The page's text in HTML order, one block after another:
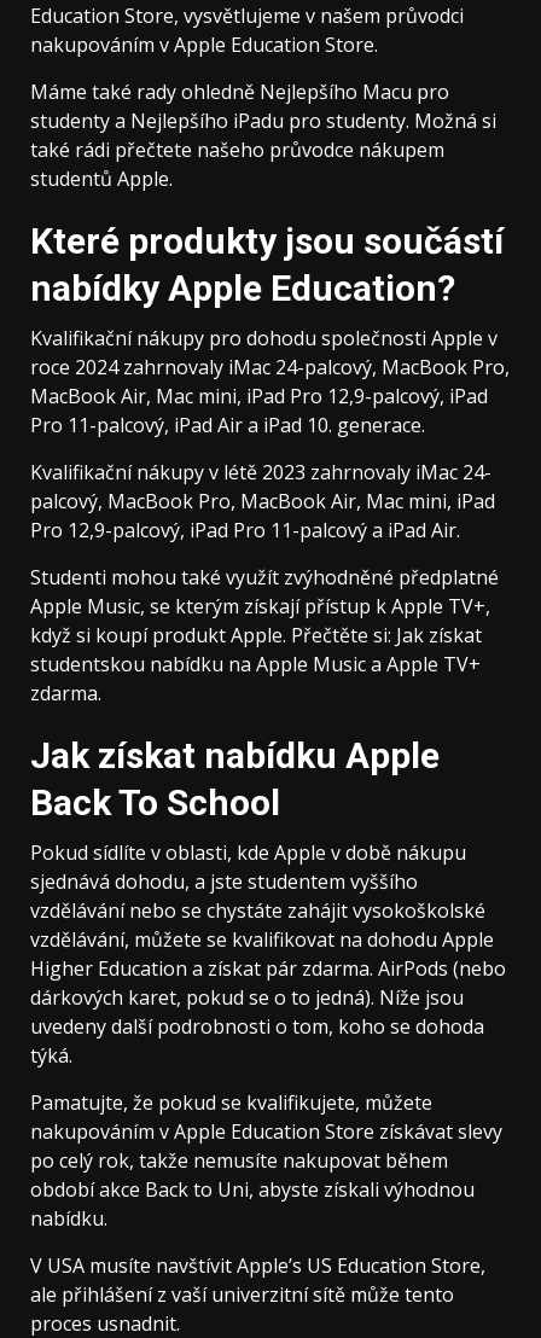
Education Store, vysvětlujeme v našem průvodci
nakupováním v Apple Education Store.
Máme také rady ohledně Nejlepšího Macu pro
studenty a Nejlepšího iPadu pro studenty. Možná si
také rádi přečtete našeho průvodce nákupem
studentů Apple.
Které produkty jsou součástí
nabídky Apple Education?
Kvalifikační nákupy pro dohodu společnosti Apple v
roce 2024 zahrnovaly iMac 24-palcový, MacBook Pro,
MacBook Air, Mac mini, iPad Pro 12,9-palcový, iPad
Pro 11-palcový, iPad Air a iPad 10. generace.
Kvalifikační nákupy v létě 2023 zahrnovaly iMac 24-
palcový, MacBook Pro, MacBook Air, Mac mini, iPad
Pro 12,9-palcový, iPad Pro 11-palcový a iPad Air.
Studenti mohou také využít zvýhodněné předplatné
Apple Music, se kterým získají přístup k Apple TV+,
když si koupí produkt Apple. Přečtěte si: Jak získat
studentskou nabídku na Apple Music a Apple TV+
zdarma.
Jak získat nabídku Apple
Back To School
Pokud sídlíte v oblasti, kde Apple v době nákupu
sjednává dohodu, a jste studentem vyššího
vzdělávání nebo se chystáte zahájit vysokoškolské
vzdělávání, můžete se kvalifikovat na dohodu Apple
Higher Education a získat pár zdarma. AirPods (nebo
dárkových karet, pokud se o to jedná). Níže jsou
uvedeny další podrobnosti o tom, koho se dohoda
týká.
Pamatujte, že pokud se kvalifikujete, můžete
nakupováním v Apple Education Store získávat slevy
po celý rok, takže nemusíte nakupovat během
období akce Back to Uni, abyste získali výhodnou
nabídku.
V USA musíte navštívit Apple’s US Education Store,
ale přihlášení z vaší univerzitní sítě může tento
proces usnadnit.